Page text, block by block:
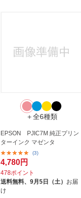
＋全6種類
EPSON PJIC7M 純正プリン
ターインク マゼンタ
(3)
4,780円
478ポイント
送料無料、9月5日（土） お届
け